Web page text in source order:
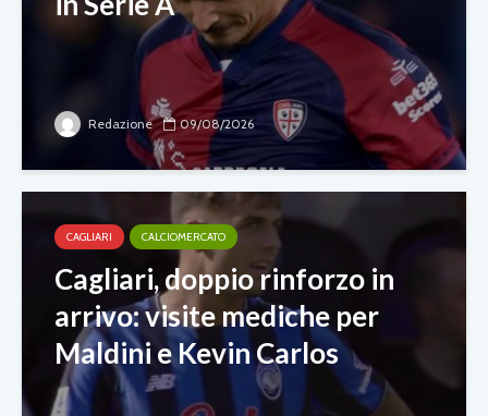
Redazione 09/08/2026
CAGLIARI CALCIOMERCATO
Cagliari, doppio rinforzo in
arrivo: visite mediche per
Maldini e Kevin Carlos